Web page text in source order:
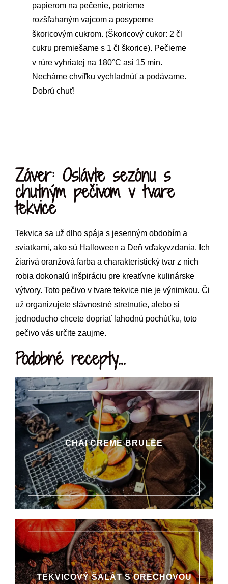
papierom na pečenie, potrieme
rozšľahaným vajcom a posypeme
škoricovým cukrom. (Škoricový cukor: 2 čl
cukru premiešame s 1 čl škorice). Pečieme
v rúre vyhriatej na 180°C asi 15 min.
Necháme chvíľku vychladnúť a podávame.
Dobrú chuť!
Záver: Oslávte sezónu s
chutným pečivom v tvare
tekvice
Tekvica sa už dlho spája s jesenným obdobím a
sviatkami, ako sú Halloween a Deň vďakyvzdania. Ich
žiarivá oranžová farba a charakteristický tvar z nich
robia dokonalú inšpiráciu pre kreatívne kulinárske
výtvory. Toto pečivo v tvare tekvice nie je výnimkou. Či
už organizujete slávnostné stretnutie, alebo si
jednoducho chcete dopriať lahodnú pochúťku, toto
pečivo vás určite zaujme.
Podobné recepty...
CHAI CREME BRULEE
TEKVICOVÝ ŠALÁT S ORECHOVOU